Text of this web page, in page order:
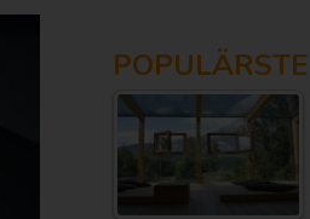
POPULÄRSTE